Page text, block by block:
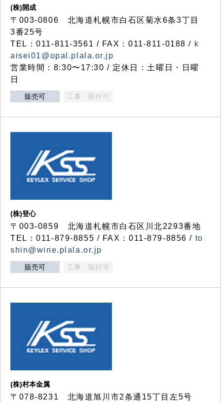
(株)開成
〒003-0806 北海道札幌市白石区菊水6条3丁目
3番25号
TEL：011-811-3561 / FAX：011-811-0188 / k
aisei01@opal.plala.or.jp
営業時間：8:30〜17:30 / 定休日：土曜日・日曜
日
販売可 工事・取付可
(株)登心
〒003-0859 北海道札幌市白石区川北2293番地
TEL：011-879-8855 / FAX：011-879-8856 / to
shin@wine.plala.or.jp
販売可 工事・取付可
(株)村本金属
〒078-8231 北海道旭川市2条通15丁目左5号